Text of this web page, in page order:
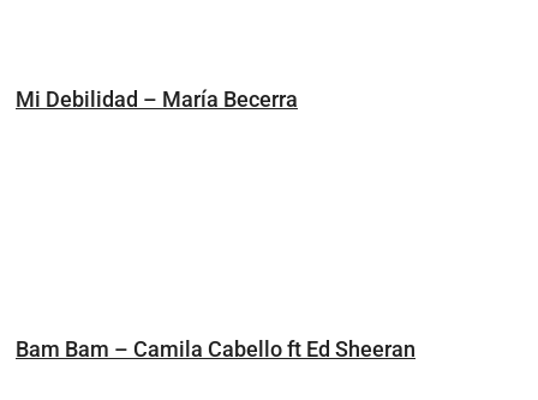
Mi Debilidad – María Becerra
Bam Bam – Camila Cabello ft Ed Sheeran